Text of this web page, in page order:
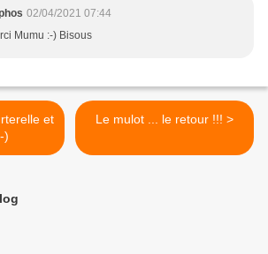
02/04/2021 07:44
Mumu :-) Bisous
:-)
Le mulot ... le retour !!! >